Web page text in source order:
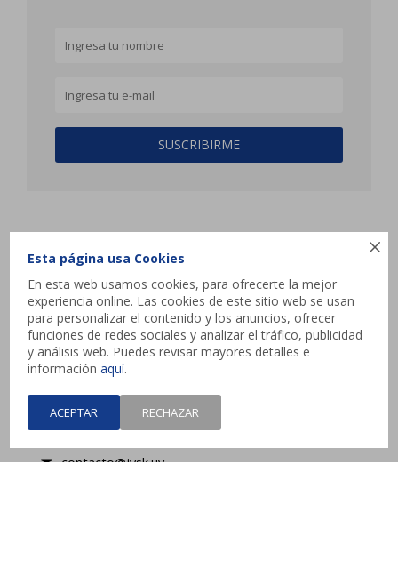

Esta página usa Cookies
En esta web usamos cookies, para ofrecerte la mejor
experiencia online. Las cookies de este sitio web se usan
para personalizar el contenido y los anuncios, ofrecer
funciones de redes sociales y analizar el tráfico, publicidad
y análisis web. Puedes revisar mayores detalles e
informaciónaquí.
ACEPTAR RECHAZAR
SUSCRIBIRME
Atencion al cliente
Contacto
contacto@jysk.uy